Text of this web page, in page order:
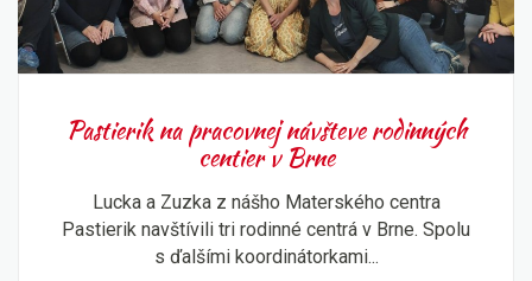
Pastierik na pracovnej návšteve rodinných
centier v Brne
Lucka a Zuzka z nášho Materského centra
Pastierik navštívili tri rodinné centrá v Brne. Spolu
s ďalšími koordinátorkami...